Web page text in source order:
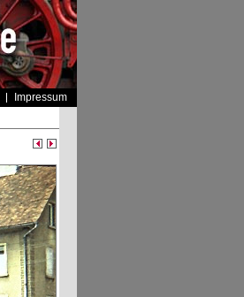
Impressum